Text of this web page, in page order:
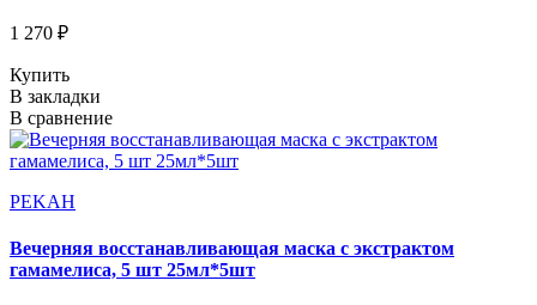
1 270 ₽
Купить
В закладки
В сравнение
PEKAH
Вечерняя восстанавливающая маска с экстрактом
гамамелиса, 5 шт 25мл*5шт